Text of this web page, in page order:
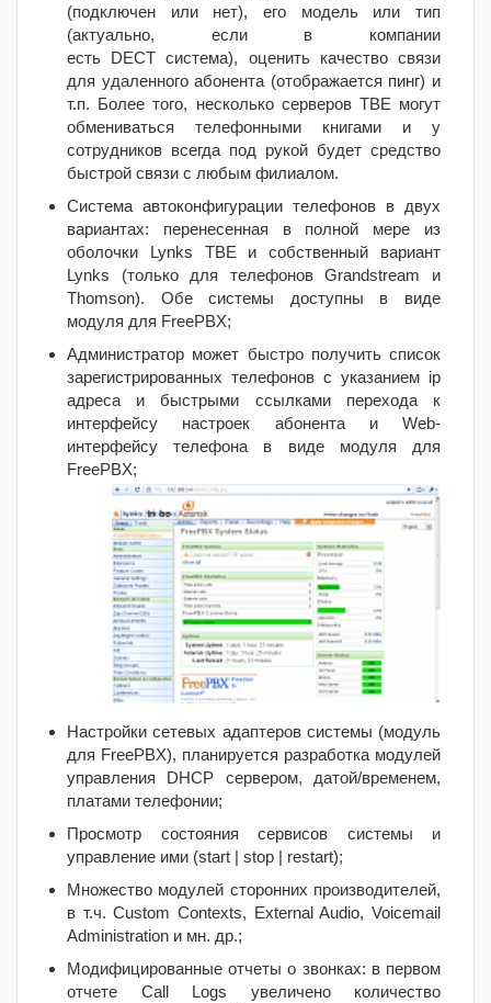
(подключен или нет), его модель или тип
(актуально, если в компании
есть DECT система), оценить качество связи
для удаленного абонента (отображается пинг) и
т.п. Более того, несколько серверов TBE могут
обмениваться телефонными книгами и у
сотрудников всегда под рукой будет средство
быстрой связи с любым филиалом.
Система автоконфигурации телефонов в двух
вариантах: перенесенная в полной мере из
оболочки Lynks TBE и собственный вариант
Lynks (только для телефонов Grandstream и
Thomson). Обе системы доступны в виде
модуля для FreePBX;
Администратор может быстро получить список
зарегистрированных телефонов с указанием ip
адреса и быстрыми ссылками перехода к
интерфейсу настроек абонента и Web-
интерфейсу телефона в виде модуля для
FreePBX;
Настройки сетевых адаптеров системы (модуль
для FreePBX), планируется разработка модулей
управления DHCP сервером, датой/временем,
платами телефонии;
Просмотр состояния сервисов системы и
управление ими (start | stop | restart);
Множество модулей сторонних производителей,
в т.ч. Custom Contexts, External Audio, Voicemail
Administration и мн. др.;
Модифицированные отчеты о звонках: в первом
отчете Call Logs увеличено количество